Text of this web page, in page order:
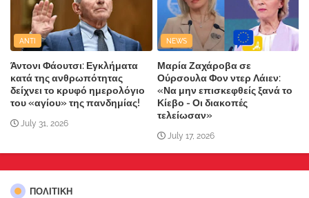
ANTI
Άντονι Φάουτσι: Εγκλήματα
κατά της ανθρωπότητας
δείχνει το κρυφό ημερολόγιο
του «αγίου» της πανδημίας!
July 31, 2026
NEWS
Μαρία Ζαχάροβα σε
Ούρσουλα Φον ντερ Λάιεν:
«Να μην επισκεφθείς ξανά το
Κίεβο - Οι διακοπές
τελείωσαν»
July 17, 2026
ΠΟΛΙΤΙΚΗ